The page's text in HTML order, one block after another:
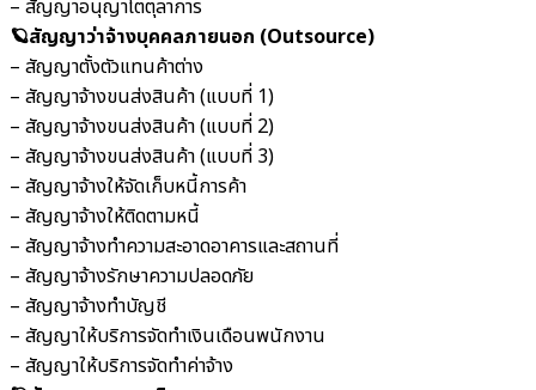
– สัญญาอนุญาโตตุลาการ
🪐สัญญาว่าจ้างบุคคลภายนอก (Outsource)
– สัญญาตั้งตัวแทนค้าต่าง
– สัญญาจ้างขนส่งสินค้า (แบบที่ 1)
– สัญญาจ้างขนส่งสินค้า (แบบที่ 2)
– สัญญาจ้างขนส่งสินค้า (แบบที่ 3)
– สัญญาจ้างให้จัดเก็บหนี้การค้า
– สัญญาจ้างให้ติดตามหนี้
– สัญญาจ้างทำความสะอาดอาคารและสถานที่
– สัญญาจ้างรักษาความปลอดภัย
– สัญญาจ้างทำบัญชี
– สัญญาให้บริการจัดทำเงินเดือนพนักงาน
– สัญญาให้บริการจัดทำค่าจ้าง